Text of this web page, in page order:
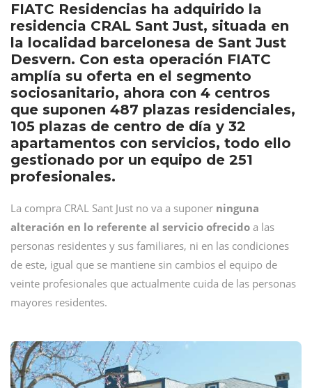
FIATC Residencias ha adquirido la
residencia CRAL Sant Just, situada en
la localidad barcelonesa de Sant Just
Desvern. Con esta operación FIATC
amplía su oferta en el segmento
sociosanitario, ahora con 4 centros
que suponen 487 plazas residenciales,
105 plazas de centro de día y 32
apartamentos con servicios, todo ello
gestionado por un equipo de 251
profesionales.
La compra CRAL Sant Just no va a suponer ninguna
alteración en lo referente al servicio ofrecido a las
personas residentes y sus familiares, ni en las condiciones
de este, igual que se mantiene sin cambios el equipo de
veinte profesionales que actualmente cuida de las personas
mayores residentes.